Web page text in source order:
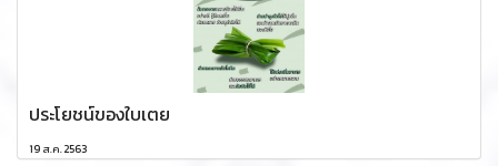
ประโยชน์ของใบเตย
19 ส.ค. 2563